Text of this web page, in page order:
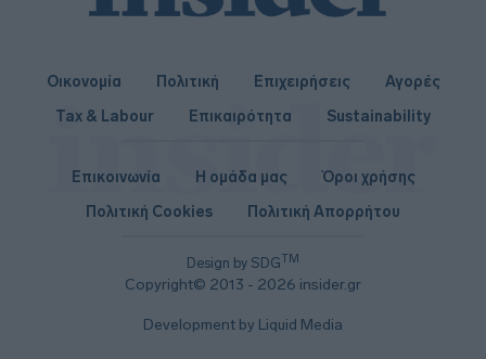
Οικονομία Πολιτική Επιχειρήσεις
Αγορές
Tax & Labour
Επικαιρότητα Sustainability
Design by SDGTM
Copyright© 2013 - 2026 insider.gr
Επικοινωνία Η ομάδα μας
Όροι χρήσης
Πολιτική Cookies
Πολιτική Απορρήτου
Development by Liquid Media